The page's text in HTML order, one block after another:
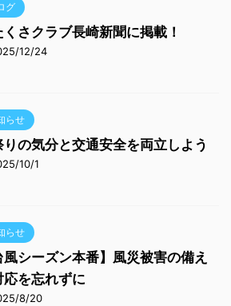
グ
くさクラブ長崎新聞に掲載！
12/24
らせ
りの気分と交通安全を両立しよう
10/1
らせ
風シーズン本番】風災被害の備え
応を忘れずに
8/20